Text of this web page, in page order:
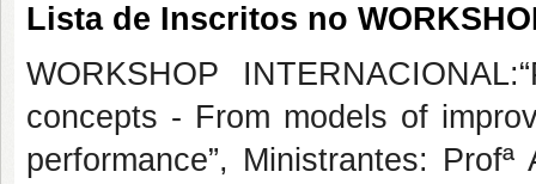
Lista de Inscritos no
WORKSHOP
concepts - From models of
performance”, Ministrantes: